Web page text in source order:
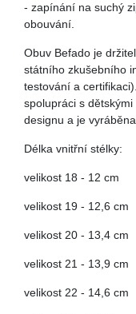
- zapínání na suchý
obouvání.
Obuv Befado je
státního zkušebního
testování a
spolupráci s
designu a je
Délka vnitřní stélky:
velikost 18 - 12 cm
velikost 19 - 12,6 cm
velikost 20 - 13,4 cm
velikost 21 - 13,9 cm
velikost 22 - 14,6 cm